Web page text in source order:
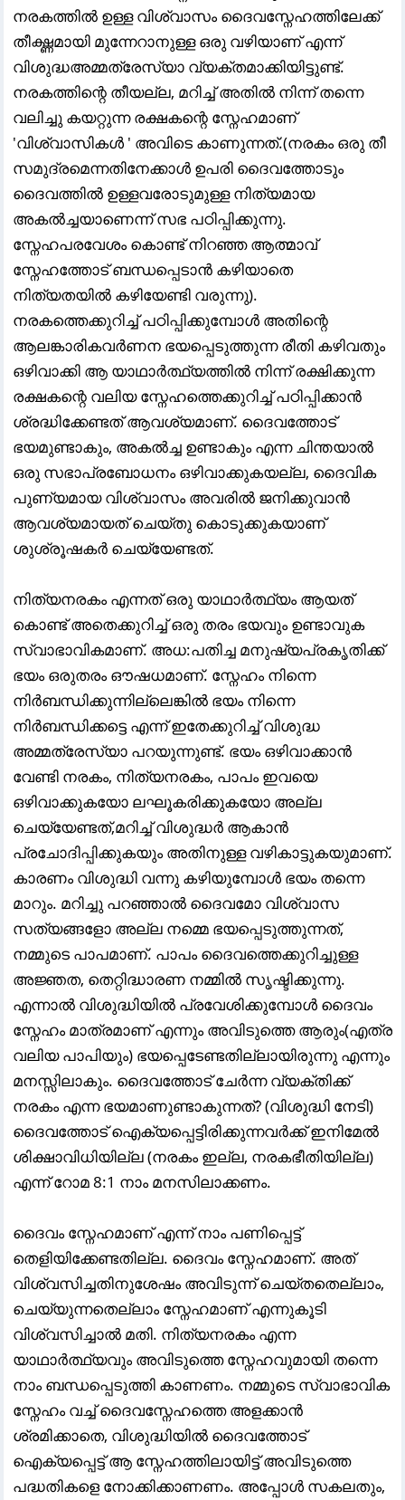
നരകത്തിൽ ഉള്ള വിശ്വാസം ദൈവസ്നേഹത്തിലേക്ക്
തീക്ഷ്ണമായി മുന്നേറാനുള്ള ഒരു വഴിയാണ് എന്ന്
വിശുദ്ധഅമ്മത്രേസ്യാ വ്യക്തമാക്കിയിട്ടുണ്ട്.
നരകത്തിന്റെ തീയല്ല, മറിച്ച് അതിൽ നിന്ന് തന്നെ
വലിച്ചു കയറ്റുന്ന രക്ഷകന്റെ സ്നേഹമാണ്
'വിശ്വാസികൾ ' അവിടെ കാണുന്നത്.(നരകം ഒരു തീ
സമുദ്രമെന്നതിനേക്കാൾ ഉപരി ദൈവത്തോടും
ദൈവത്തിൽ ഉള്ളവരോടുമുള്ള നിത്യമായ
അകൽച്ചയാണെന്ന് സഭ പഠിപ്പിക്കുന്നു.
സ്നേഹപരവേശം കൊണ്ട് നിറഞ്ഞ ആത്മാവ്
സ്നേഹത്തോട് ബന്ധപ്പെടാൻ കഴിയാതെ
നിത്യതയിൽ കഴിയേണ്ടി വരുന്നു).
നരകത്തെക്കുറിച്ച് പഠിപ്പിക്കുമ്പോൾ അതിന്റെ
ആലങ്കാരികവർണന ഭയപ്പെടുത്തുന്ന രീതി കഴിവതും
ഒഴിവാക്കി ആ യാഥാർത്ഥ്യത്തിൽ നിന്ന് രക്ഷിക്കുന്ന
രക്ഷകന്റെ വലിയ സ്നേഹത്തെക്കുറിച്ച് പഠിപ്പിക്കാൻ
ശ്രദ്ധിക്കേണ്ടത് ആവശ്യമാണ്. ദൈവത്തോട്
ഭയമുണ്ടാകും, അകൽച്ച ഉണ്ടാകും എന്ന ചിന്തയാൽ
ഒരു സഭാപ്രബോധനം ഒഴിവാക്കുകയല്ല, ദൈവിക
പുണ്യമായ വിശ്വാസം അവരിൽ ജനിക്കുവാൻ
ആവശ്യമായത് ചെയ്തു കൊടുക്കുകയാണ്
ശുശ്രൂഷകർ ചെയ്യേണ്ടത്.
നിത്യനരകം എന്നത് ഒരു യാഥാർത്ഥ്യം ആയത്
കൊണ്ട് അതെക്കുറിച്ച്‌ ഒരു തരം ഭയവും ഉണ്ടാവുക
സ്വാഭാവികമാണ്. അധ:പതിച്ച മനുഷ്യപ്രകൃതിക്ക്
ഭയം ഒരുതരം ഔഷധമാണ്. സ്നേഹം നിന്നെ
നിർബന്ധിക്കുന്നില്ലെങ്കിൽ ഭയം നിന്നെ
നിർബന്ധിക്കട്ടെ എന്ന് ഇതേക്കുറിച്ച് വിശുദ്ധ
അമ്മത്രേസ്യാ പറയുന്നുണ്ട്. ഭയം ഒഴിവാക്കാൻ
വേണ്ടി നരകം, നിത്യനരകം, പാപം ഇവയെ
ഒഴിവാക്കുകയോ ലഘൂകരിക്കുകയോ അല്ല
ചെയ്യേണ്ടത്,മറിച്ച് വിശുദ്ധർ ആകാൻ
പ്രചോദിപ്പിക്കുകയും അതിനുള്ള വഴികാട്ടുകയുമാണ്.
കാരണം വിശുദ്ധി വന്നു കഴിയുമ്പോൾ ഭയം തന്നെ
മാറും. മറിച്ചു പറഞ്ഞാൽ ദൈവമോ വിശ്വാസ
സത്യങ്ങളോ അല്ല നമ്മെ ഭയപ്പെടുത്തുന്നത്,
നമ്മുടെ പാപമാണ്. പാപം ദൈവത്തെക്കുറിച്ചുള്ള
അജ്ഞത, തെറ്റിദ്ധാരണ നമ്മിൽ സൃഷ്ടിക്കുന്നു.
എന്നാൽ വിശുദ്ധിയിൽ പ്രവേശിക്കുമ്പോൾ ദൈവം
സ്നേഹം മാത്രമാണ് എന്നും അവിടുത്തെ ആരും(എത്ര
വലിയ പാപിയും) ഭയപ്പെടേണ്ടതില്ലായിരുന്നു എന്നും
മനസ്സിലാകും. ദൈവത്തോട് ചേർന്ന വ്യക്തിക്ക്
നരകം എന്ന ഭയമാണുണ്ടാകുന്നത്? (വിശുദ്ധി നേടി)
ദൈവത്തോട് ഐക്യപ്പെട്ടിരിക്കുന്നവർക്ക് ഇനിമേൽ
ശിക്ഷാവിധിയില്ല (നരകം ഇല്ല, നരകഭീതിയില്ല)
എന്ന് റോമ 8:1 നാം മനസിലാക്കണം.
ദൈവം സ്നേഹമാണ് എന്ന് നാം പണിപ്പെട്ട്
തെളിയിക്കേണ്ടതില്ല. ദൈവം സ്നേഹമാണ്. അത്
വിശ്വസിച്ചതിനുശേഷം അവിടുന്ന് ചെയ്തതെല്ലാം,
ചെയ്യുന്നതെല്ലാം സ്നേഹമാണ് എന്നുകൂടി
വിശ്വസിച്ചാൽ മതി. നിത്യനരകം എന്ന
യാഥാർത്ഥ്യവും അവിടുത്തെ സ്നേഹവുമായി തന്നെ
നാം ബന്ധപ്പെടുത്തി കാണണം. നമ്മുടെ സ്വാഭാവിക
സ്നേഹം വച്ച് ദൈവസ്നേഹത്തെ അളക്കാൻ
ശ്രമിക്കാതെ, വിശുദ്ധിയിൽ ദൈവത്തോട്
ഐക്യപ്പെട്ട് ആ സ്നേഹത്തിലായിട്ട് അവിടുത്തെ
പദ്ധതികളെ നോക്കിക്കാണണം. അപ്പോൾ സകലതും,